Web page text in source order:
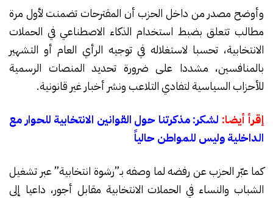
وأوضح مصدر من داخل الحزب أن المقترحات تضمنت لأول مرة
مطالب تتعلق بضبط استخدام الذكاء الاصطناعي في الحملات
الانتخابية، تحسبا لاستغلاله في توجيه الرأي العام أو التشهير
بالمنافسين، مشددا على ضرورة تحديد المنصات الرسمية
للأحزاب السياسية لتفادي التلاعب ونشر أخبار غير قانونية.
إقرأ أيضا: لشكر: مذكرتنا حول القوانين الانتخابية للحوار مع
الداخلية وليس للمواطن حالياً
كما عبّر الحزب عن رفضه لما وصفه بـ”رشوة انتخابية” عبر تشغيل
الشباب والنساء في الحملات الانتخابية مقابل أجور، داعيا إلى